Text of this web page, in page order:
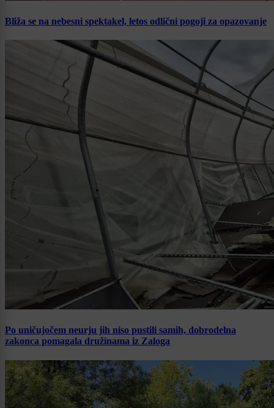
Bliža se na nebesni spektakel, letos odlični pogoji za opazovanje
Po uničujočem neurju jih niso pustili samih, dobrodelna
zakonca pomagala družinama iz Zaloga